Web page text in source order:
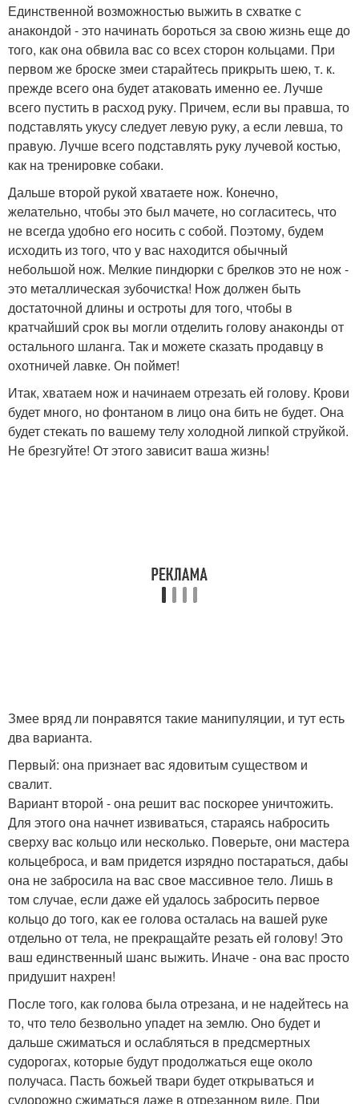
Единственной возможностью выжить в схватке с
анакондой - это начинать бороться за свою жизнь еще до
того, как она обвила вас со всех сторон кольцами. При
первом же броске змеи старайтесь прикрыть шею, т. к.
прежде всего она будет атаковать именно ее. Лучше
всего пустить в расход руку. Причем, если вы правша, то
подставлять укусу следует левую руку, а если левша, то
правую. Лучше всего подставлять руку лучевой костью,
как на тренировке собаки.
Дальше второй рукой хватаете нож. Конечно,
желательно, чтобы это был мачете, но согласитесь, что
не всегда удобно его носить с собой. Поэтому, будем
исходить из того, что у вас находится обычный
небольшой нож. Мелкие пиндюрки с брелков это не нож -
это металлическая зубочистка! Нож должен быть
достаточной длины и остроты для того, чтобы в
кратчайший срок вы могли отделить голову анаконды от
остального шланга. Так и можете сказать продавцу в
охотничей лавке. Он поймет!
Итак, хватаем нож и начинаем отрезать ей голову. Крови
будет много, но фонтаном в лицо она бить не будет. Она
будет стекать по вашему телу холодной липкой струйкой.
Не брезгуйте! От этого зависит ваша жизнь!
Змее вряд ли понравятся такие манипуляции, и тут есть
два варианта.
Первый: она признает вас ядовитым существом и
свалит.
Вариант второй - она решит вас поскорее уничтожить.
Для этого она начнет извиваться, стараясь набросить
сверху вас кольцо или несколько. Поверьте, они мастера
кольцеброса, и вам придется изрядно постараться, дабы
она не забросила на вас свое массивное тело. Лишь в
том случае, если даже ей удалось забросить первое
кольцо до того, как ее голова осталась на вашей руке
отдельно от тела, не прекращайте резать ей голову! Это
ваш единственный шанс выжить. Иначе - она вас просто
придушит нахрен!
После того, как голова была отрезана, и не надейтесь на
то, что тело безвольно упадет на землю. Оно будет и
дальше сжиматься и ослабляться в предсмертных
судорогах, которые будут продолжаться еще около
получаса. Пасть божьей твари будет открываться и
судорожно сжиматься даже в отрезанном виде. При